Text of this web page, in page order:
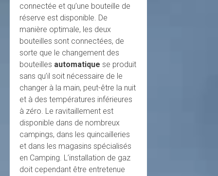
connectée et qu’une bouteille de
réserve est disponible. De
manière optimale, les deux
bouteilles sont connectées, de
sorte que le changement des
bouteilles automatique se produit
sans qu’il soit nécessaire de le
changer à la main, peut-être la nuit
et à des températures inférieures
à zéro. Le ravitaillement est
disponible dans de nombreux
campings, dans les quincailleries
et dans les magasins spécialisés
en Camping. L’installation de gaz
doit cependant être entretenue